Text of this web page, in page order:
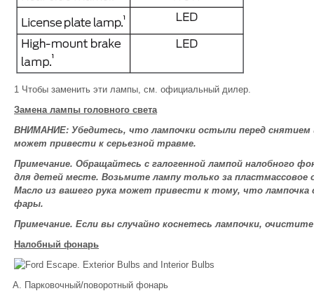
1 Чтобы заменить эти лампы, см. официальный дилер.
Замена лампы головного света
ВНИМАНИЕ: Убедитесь, что лампочки остыли перед снятием
может привести к серьезной травме.
Примечание. Обращайтесь с галогенной лампой налобного
для детей месте. Возьмите лампу только за пластмассовое
Масло из вашего рука может привести к тому, что лампочка
фары.
Примечание. Если вы случайно коснетесь лампочки,
Налобный фонарь
Парковочный/поворотный фонарь